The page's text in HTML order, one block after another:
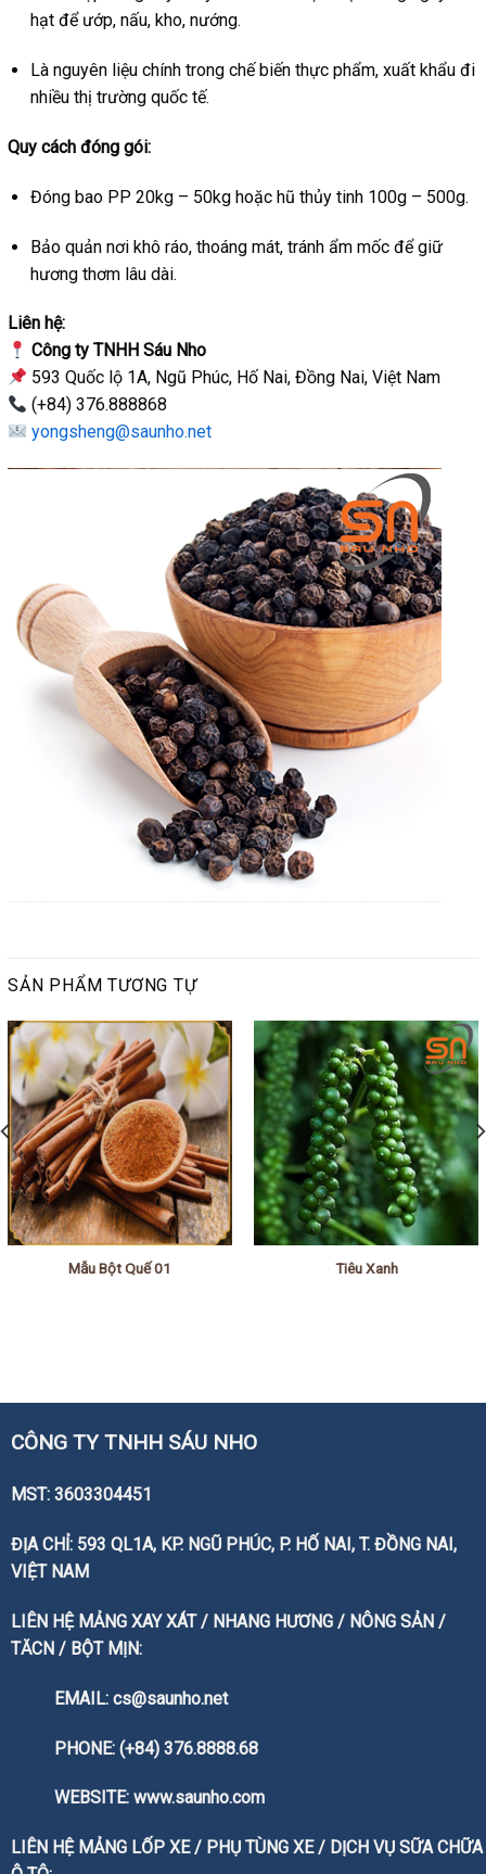
hạt để ướp, nấu, kho, nướng.
Là nguyên liệu chính trong chế biến thực phẩm, xuất khẩu đi
nhiều thị trường quốc tế.
Quy cách đóng gói:
Đóng bao PP 20kg – 50kg hoặc hũ thủy tinh 100g – 500g.
Bảo quản nơi khô ráo, thoáng mát, tránh ẩm mốc để giữ
hương thơm lâu dài.
Liên hệ:
Công ty TNHH Sáu Nho
593 Quốc lộ 1A, Ngũ Phúc, Hố Nai, Đồng Nai, Việt Nam
(+84) 376.888868
yongsheng@saunho.net
SẢN PHẨM TƯƠNG TỰ
Mẫu Bột Quế 01 Tiêu Xanh
CÔNG TY TNHH SÁU NHO
MST: 3603304451
ĐỊA CHỈ: 593 QL1A, KP. NGŨ PHÚC, P. HỐ NAI, T. ĐỒNG NAI,
VIỆT NAM
LIÊN HỆ MẢNG XAY XÁT / NHANG HƯƠNG / NÔNG SẢN /
TĂCN / BỘT MỊN:
EMAIL: cs@saunho.net
PHONE: (+84) 376.8888.68
WEBSITE: www.saunho.com
LIÊN HỆ MẢNG LỐP XE / PHỤ TÙNG XE / DỊCH VỤ SỮA CHỮA